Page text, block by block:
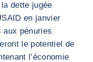
dette jugée
en janvier
aux pénuries
le potentiel de
l’économie